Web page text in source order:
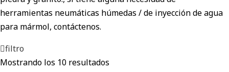
herramientas neumáticas húmedas / de inyección de agua
para mármol, contáctenos.
filtro
Mostrando los 10 resultados